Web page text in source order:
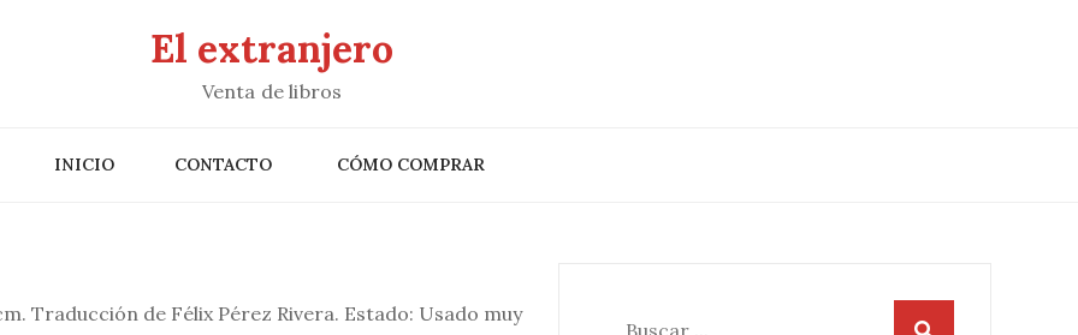
El extranjero
Venta de libros
INICIO CONTACTO CÓMO COMPRAR
Traducción de Félix Pérez Rivera. Estado: Usado muy